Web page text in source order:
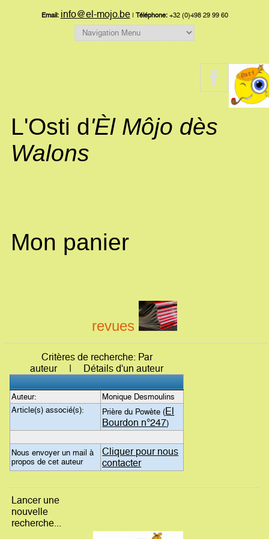
Email: info@el-mojo.be| Téléphone:+32 (0)498 29 99 60
L'Osti d'Èl Môjo dès
Walons
Mon panier
revues
Critères de recherche: Par
auteur | Détails d'un auteur
Auteur:
Monique Desmoulins
Article(s) associé(s):
Prière du Powète (El
Bourdon n°247)
Nous envoyer un mail à
propos de cet auteur
Cliquer pour nous
contacter
Lancer une
nouvelle
recherche...